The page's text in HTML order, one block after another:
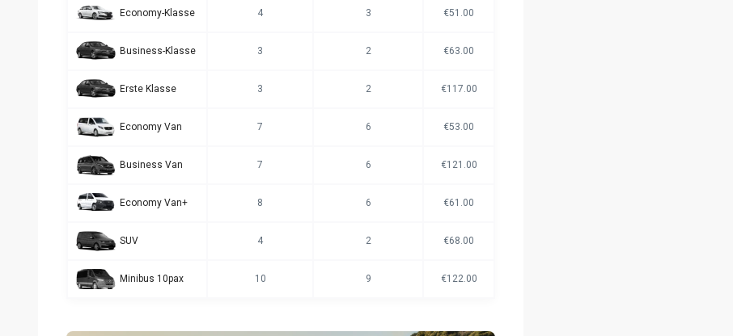
Economy-Klasse 4 3 €51.00
Business-Klasse 3 2 €63.00
Erste Klasse 3 2 €117.00
Economy Van 7 6 €53.00
Business Van 7 6 €121.00
Economy Van+ 8 6 €61.00
SUV 4 2 €68.00
Minibus 10pax 10 9 €122.00